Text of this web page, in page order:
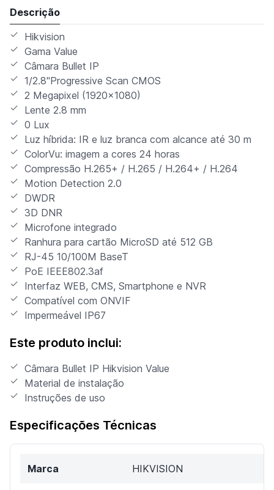
Descrição
Hikvision
Gama Value
Câmara Bullet IP
1/2.8"Progressive Scan CMOS
2 Megapixel (1920x1080)
Lente 2.8 mm
0 Lux
Luz híbrida: IR e luz branca com alcance até 30 m
ColorVu: imagem a cores 24 horas
Compressão H.265+ / H.265 / H.264+ / H.264
Motion Detection 2.0
DWDR
3D DNR
Microfone integrado
Ranhura para cartão MicroSD até 512 GB
RJ-45 10/100M BaseT
PoE IEEE802.3af
Interfaz WEB, CMS, Smartphone e NVR
Compatível com ONVIF
Impermeável IP67
Este produto inclui:
Câmara Bullet IP Hikvision Value
Material de instalação
Instruções de uso
Especificações Técnicas
Marca HIKVISION